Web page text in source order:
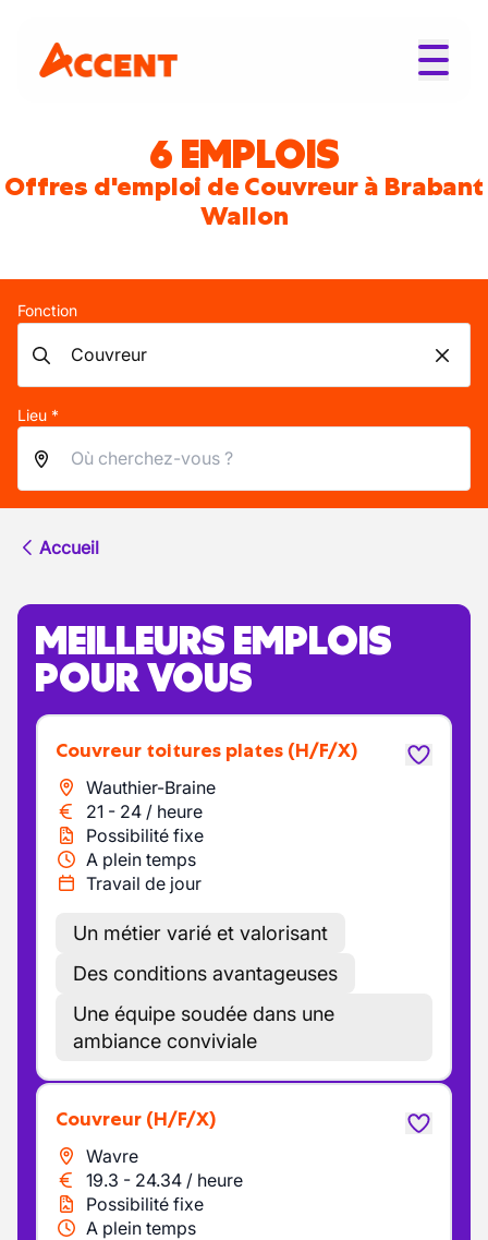
6 EMPLOIS
Offres d'emploi de Couvreur à Brabant
Wallon
Fonction
Lieu *
Accueil
MEILLEURS EMPLOIS
POUR VOUS
Couvreur toitures plates (H/F/X)
Wauthier-Braine
21 - 24 / heure
Possibilité fixe
A plein temps
Travail de jour
Un métier varié et valorisant
Des conditions avantageuses
Une équipe soudée dans une
ambiance conviviale
Couvreur (H/F/X)
Wavre
19.3 - 24.34 / heure
Possibilité fixe
A plein temps